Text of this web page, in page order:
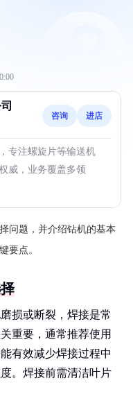
咨询 进店
专注螺旋片等输送机
威，业务覆盖多领
问题，并介绍钻机的基本
要点。
损或断裂，焊接是常
重要，通常推荐使用
有效减少焊接过程中
。焊接前需清洁叶片